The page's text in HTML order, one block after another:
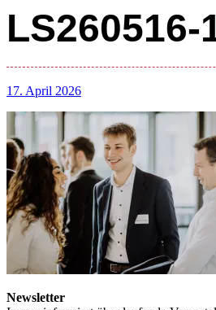
LS260516-
17. April 2026
Newsletter